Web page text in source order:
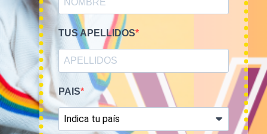
Smile Vintage es una empresa mayorista con una amplia
trayectoria internacional que cuenta con un equipo
experimentado y especializado en el sector de la moda.
TUS APELLIDOS
PAIS